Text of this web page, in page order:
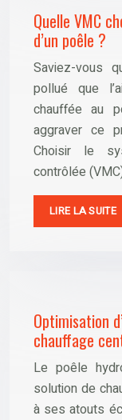
Quelle VMC
d’un poêle ?
Saviez-vous
pollué que
chauffée au
aggraver ce
Choisir le
contrôlée
LIRE LA SUITE
Optimisation
chauffage
Le poêle
solution de
à ses atouts